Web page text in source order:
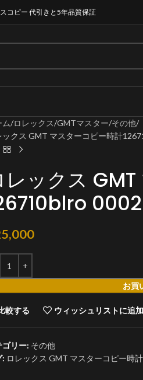
コピー 代引きと5年品質保証
ム ロレックス GMTマスター その他
ックス GMT マスターコピー時計
レックス
お買
較する ウィッシュリストに追
ゴリー: その他
: ロレックス GMT マスターコピー時